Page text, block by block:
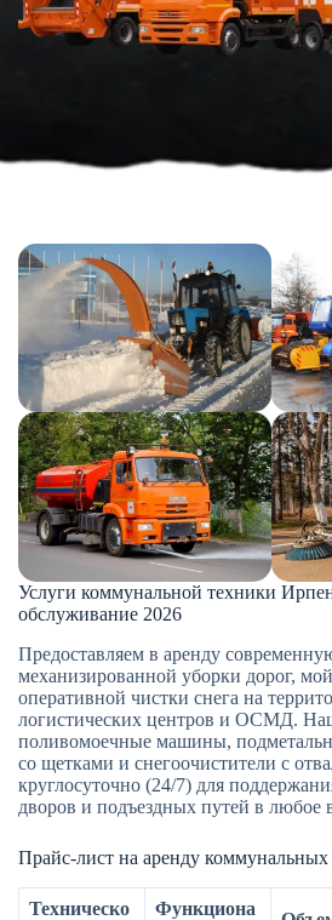
Услуги коммунальной техники
обслуживание 2026
Предоставляем в аренду
механизированной уборки дорог,
оперативной чистки снега на
логистических центров и ОСМД.
поливомоечные машины,
со щетками и снегоочистители с
круглосуточно (24/7) для
дворов и подъездных путей в любое
Прайс-лист на аренду
Техническо
Функциона